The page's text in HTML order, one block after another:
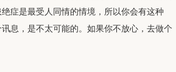
症是最受人同情的情境，所以你会有这种
息，是不太可能的。如果你不放心，去做个